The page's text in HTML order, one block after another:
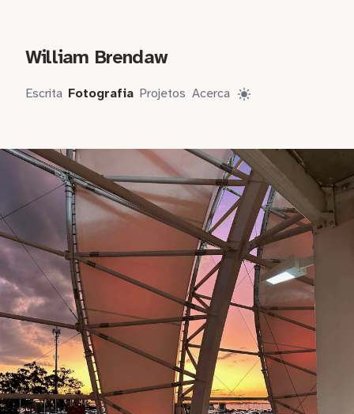
William Brendaw
Escrita Fotografia Projetos Acerca